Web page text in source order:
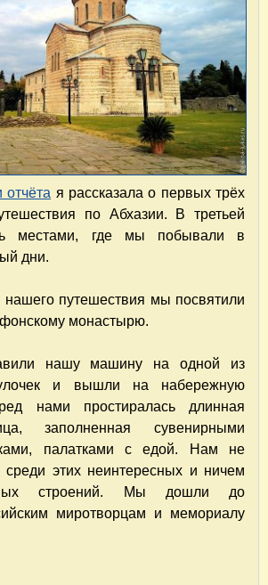
отчёта я рассказала о первых трёх
по Абхазии. В третьей
местами, где мы побывали в
дни.
нашего путешествия мы посвятили
монастырю.
нашу машину на одной из
и вышли на набережную
нами простиралась длинная
заполненная сувенирными
палатками с едой. Нам не
среди этих неинтересных и ничем
строений. Мы дошли до
миротворцам и мемориалу